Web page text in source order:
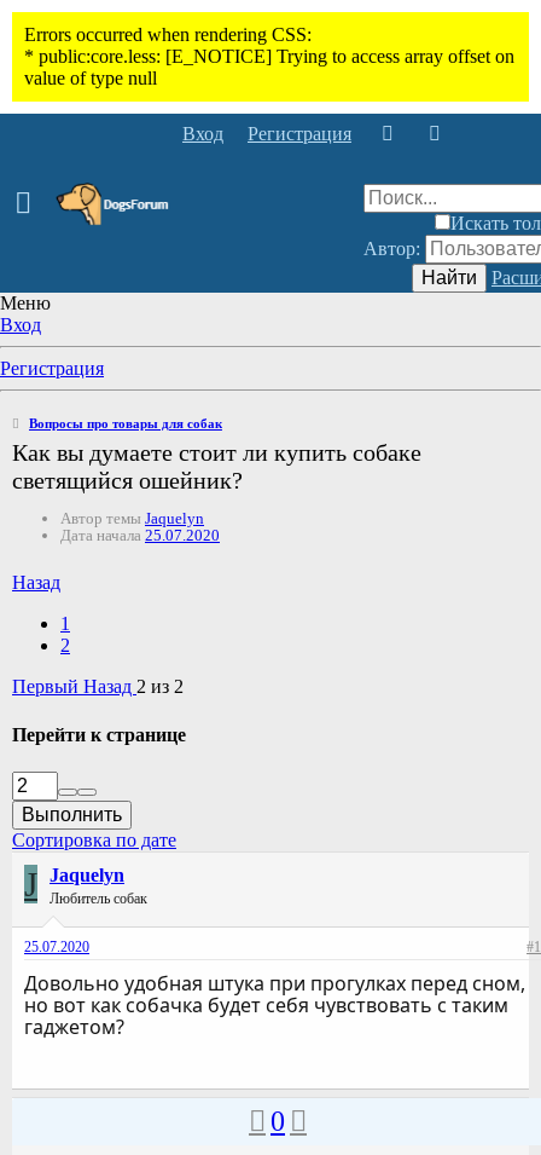
Вход Регистрация
Искать
Автор:
Найти
Меню
Вход
Регистрация
Вопросы про товары для собак
Как вы думаете стоит ли купить собаке
светящийся ошейник?
Автор темы Jaquelyn
Дата начала 25.07.2020
Назад
1
2
Первый Назад 2 из 2
Перейти к странице
Выполнить
Сортировка по дате
J Jaquelyn
Любитель собак
25.07.2020 #1
Довольно удобная штука при прогулках перед сном,
но вот как собачка будет себя чувствовать с таким
гаджетом?
0